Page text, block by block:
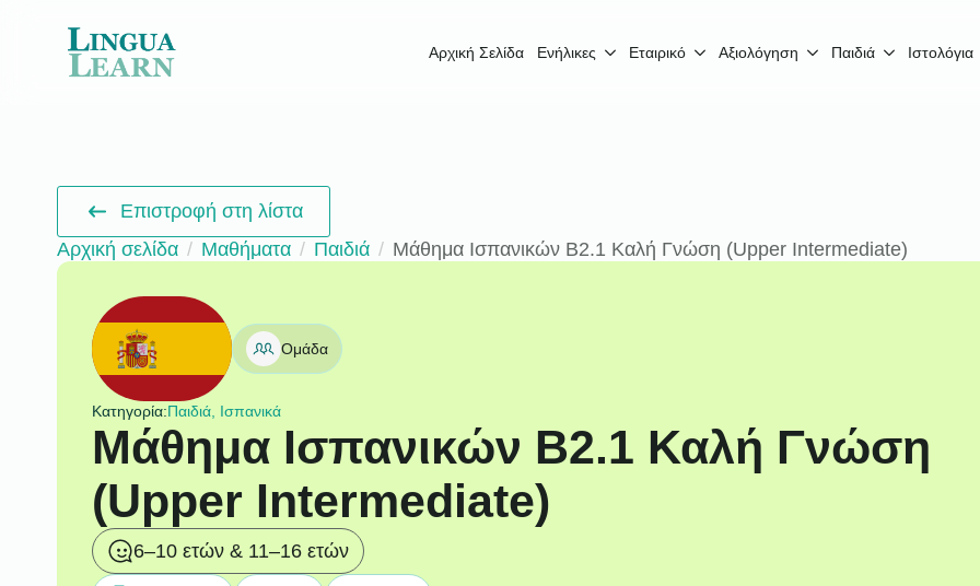
Αρχική Σελίδα Ενήλικες Εταιρικό Αξιολόγηση Παιδιά Ιστολόγια
Επιστροφή στη λίστα
Αρχική σελίδα
Μαθήματα Παιδιά Μάθημα Ισπανικών B2.1 Καλή Γνώση (Upper Intermediate)
Ομάδα
Κατηγορία:Παιδιά, Ισπανικά
Μάθημα Ισπανικών B2.1 Καλή Γνώση
(Upper Intermediate)
6–10 ετών & 11–16 ετών